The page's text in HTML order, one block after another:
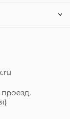
проезд.